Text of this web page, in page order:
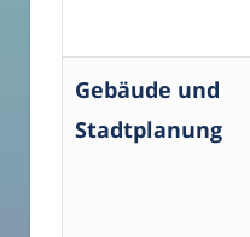
Gebäude und
Stadtplanung